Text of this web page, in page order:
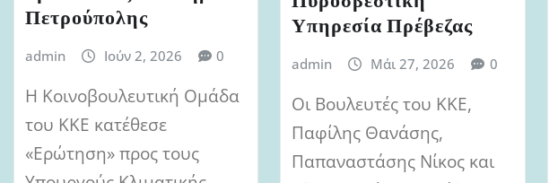
Πετρούπολης
admin Ιούν 2, 2026 0
Η Κοινοβουλευτική Ομάδα
του ΚΚΕ κατέθεσε
«Ερώτηση» προς τους
Υπηρεσία Πρέβεζας
admin Μάι 27, 2026 0
Οι Βουλευτές του ΚΚΕ,
Παφίλης Θανάσης,
Παπαναστάσης Νίκος και